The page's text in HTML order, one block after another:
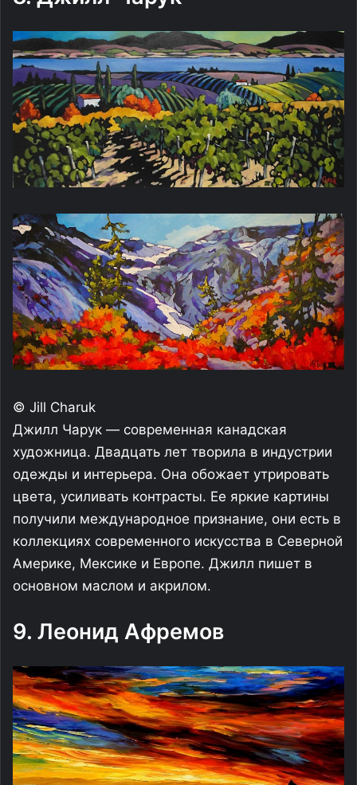
© Jill Charuk
Джилл Чарук — современная канадская
художница. Двадцать лет творила в индустрии
одежды и интерьера. Она обожает утрировать
цвета, усиливать контрасты. Ее яркие картины
получили международное признание, они есть в
коллекциях современного искусства в Северной
Америке, Мексике и Европе. Джилл пишет в
основном маслом и акрилом.
9. Леонид Афремов